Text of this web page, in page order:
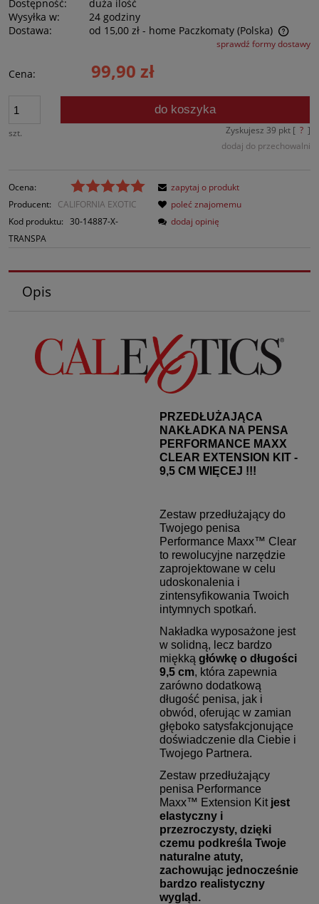
Dostępność:
duża ilość
Wysyłka w:
24 godziny
Dostawa:
od 15,00 zł - home Paczkomaty (Polska)
Cena nie zawiera ewentualnych kosztów płatnościsprawdź formy dostawy
Cena: 99,90 zł
szt.
do koszyka
Zyskujesz 39 pkt [ ? ]
dodaj do przechowalni
Ocena:
Producent:
CALIFORNIA EXOTIC
Kod produktu: 30-14887-X-
TRANSPA
zapytaj o produkt
poleć znajomemu
dodaj opinię
Opis
PRZEDŁUŻAJĄCA
NAKŁADKA NA PENSA
PERFORMANCE MAXX
CLEAR EXTENSION KIT -
9,5 CM WIĘCEJ !!!
Zestaw przedłużający do
Twojego penisa
Performance Maxx™ Clear
to rewolucyjne narzędzie
zaprojektowane w celu
udoskonalenia i
zintensyfikowania Twoich
intymnych spotkań.
Nakładka wyposażone jest
w solidną, lecz bardzo
miękką główkę o długości
9,5 cm, która zapewnia
zarówno dodatkową
długość penisa, jak i
obwód, oferując w zamian
głęboko satysfakcjonujące
doświadczenie dla Ciebie i
Twojego Partnera.
Zestaw przedłużający
penisa Performance
Maxx™ Extension Kit jest
elastyczny i
przezroczysty, dzięki
czemu podkreśla Twoje
naturalne atuty,
zachowując jednocześnie
bardzo realistyczny
wygląd.